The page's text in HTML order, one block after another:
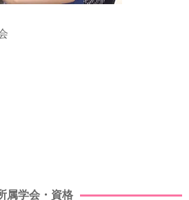
属学会・資格